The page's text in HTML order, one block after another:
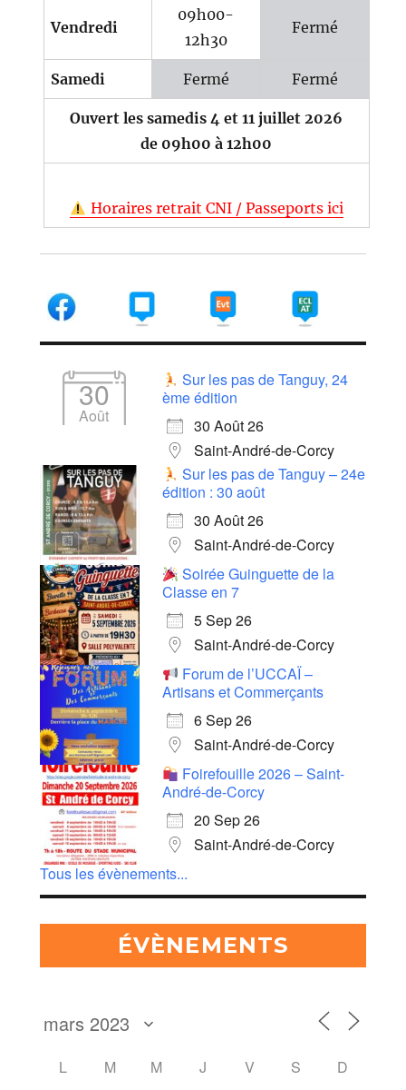
Vendredi
09h00-
12h30
Fermé
Samedi Fermé Fermé
Ouvert les samedis 4 et 11 juillet 2026
de 09h00 à 12h00
Horaires retrait CNI / Passeports ici
30
Août
Sur les pas de Tanguy, 24
ème édition
30 Août 26
Saint-André-de-Corcy
Sur les pas de Tanguy – 24e
édition : 30 août
30 Août 26
Saint-André-de-Corcy
Soirée Guinguette de la
Classe en 7
5 Sep 26
Saint-André-de-Corcy
Forum de l’UCCAÏ –
Artisans et Commerçants
6 Sep 26
Saint-André-de-Corcy
Foirefouille 2026 – Saint-
André-de-Corcy
20 Sep 26
Saint-André-de-Corcy
Tous les évènements...
ÉVÈNEMENTS
L M M J V S
D